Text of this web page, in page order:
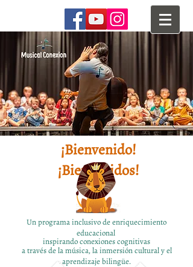
¡Bienvenido!
¡Bienvenidos!
Un programa inclusivo de enriquecimiento
educacional
inspirandoconexiones cognitivas
a través de la música, la inmersión cultural y el
aprendizaje bilingüe.